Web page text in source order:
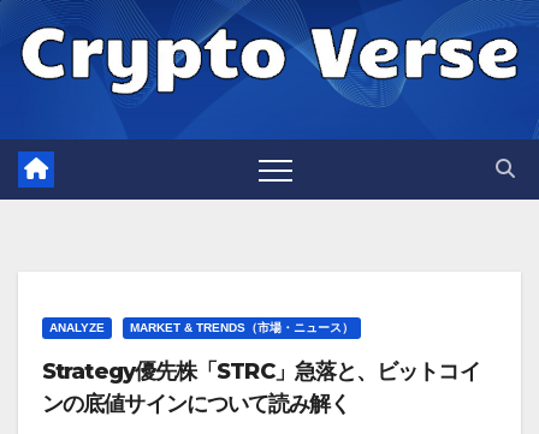
Skip
ANALYZE MARKET & TRENDS（市場・ニュース）
Strategy優先株「STRC」急落と、ビットコイ
ンの底値サインについて読み解く